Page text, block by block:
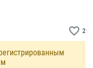
favorite_border 2